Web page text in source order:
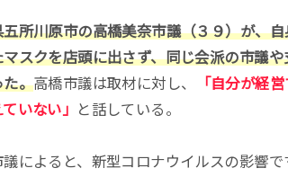
五所川原市の高橋美奈市議（３９）が、
マスクを店頭に出さず、同じ会派の市議
た。高橋市議は取材に対し、
「自分が経
いない」
と話している。
議によると、新型コロナウイルスの影響